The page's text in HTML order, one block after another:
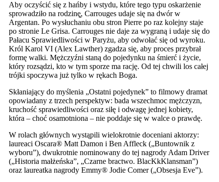
Aby oczyścić się z hańby i wstydu, które tego typu oskarżenie
sprowadziło na rodzinę̨, Carrouges udaje się na dwór w
Argentan. Po wysłuchaniu obu stron Pierre po raz kolejny staje
po stronie Le Grisa. Carrouges nie daje za wygraną i udaje się do
Pałacu Sprawiedliwości w Paryżu, aby odwołać się od wyroku.
Król Karol VI (Alex Lawther) zgadza się, aby proces przybrał
formę walki. Mężczyźni staną do pojedynku na śmierć i życie,
który rozsądzi, kto w tym sporze ma rację. Od tej chwili los całej
trójki spoczywa już tylko w rękach Boga.
Skłaniający do myślenia „Ostatni pojedynek” to filmowy dramat
opowiadany z trzech perspektyw: bada wszechmoc mężczyzn,
kruchość sprawiedliwości oraz siłę i odwagę jednej kobiety,
która – choć osamotniona – nie poddaje się w walce o prawdę.
W rolach głównych wystąpili wielokrotnie doceniani aktorzy:
laureaci Oscara® Matt Damon i Ben Affleck („Buntownik z
wyboru”), dwukrotnie nominowany do tej nagrody Adam Driver
(„Historia małżeńska”, „Czarne bractwo. BlacKkKlansman”)
oraz laureatka nagrody Emmy® Jodie Comer („Obsesja Eve”).